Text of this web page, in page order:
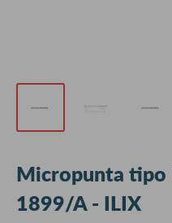
Micropunta tipo
1899/A - ILIX